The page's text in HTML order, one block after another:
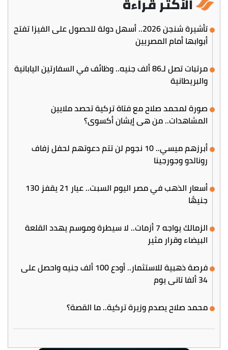
تأشيرة شنجن 2026.. أسهل دولة للحصول على الفيزا تفتح
أبوابها أمام المصريين
مرتبات تصل لـ86 ألف جنيه.. وظائف في السفارتين اليابانية
والبريطانية
صورة لمحمد صلاح مع فتاة تركية تحصد ملايين
المشاهدات.. من هي إيشان أكسوي؟
أبرزهم ميسي.. 10 نجوم لن تتم دعوتهم لحفل زفاف
رونالدو وجورجينا
أسعار الذهب في مصر اليوم السبت.. عيار 21 يقفز 130
جنيهًا
الزمالك يواجه 7 أزمات.. لا سيطرة وموسم يهدد القلعة
البيضاء وقرار مثير
فرصة ذهبية للاستثمار.. أودع 100 ألف جنيه واحصل على
34 ألفا تاني يوم
محمد صلاح يصدم وزيرة تركية.. ما القصة؟